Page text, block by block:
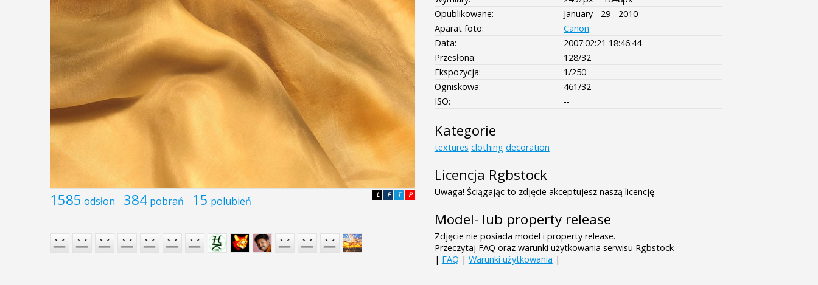
1585 odsłon 384 pobrań 15 polubień P
T
F
L
Opublikowane:
January - 29 - 2010
Aparat foto:
Canon
Data:
2007:02:21 18:46:44
Przesłona:
128/32
Ekspozycja:
1/250
Ogniskowa:
461/32
ISO:
--
Kategorie
textures clothing decoration
Licencja Rgbstock
Uwaga! Ściągając to zdjęcie akceptujesz naszą licencję
Model- lub property release
Zdjęcie nie posiada model i property release.
Przeczytaj FAQ oraz warunki użytkowania serwisu Rgbstock
| FAQ | Warunki użytkowania |